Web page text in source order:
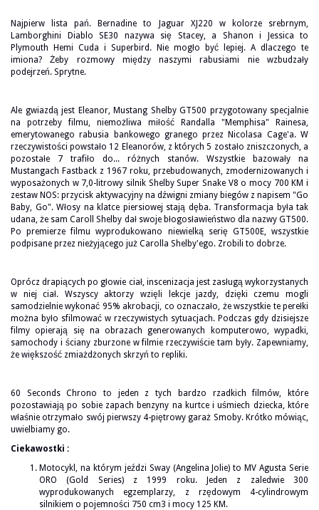
Najpierw lista pań. Bernadine to Jaguar XJ220 w kolorze srebrnym,
Lamborghini Diablo SE30 nazywa się Stacey, a Shanon i Jessica to
Plymouth Hemi Cuda i Superbird. Nie mogło być lepiej. A dlaczego te
imiona? Żeby rozmowy między naszymi rabusiami nie wzbudzały
podejrzeń. Sprytne.
Ale gwiazdą jest Eleanor, Mustang Shelby GT500 przygotowany specjalnie
na potrzeby filmu, niemożliwa miłość Randalla "Memphisa" Rainesa,
emerytowanego rabusia bankowego granego przez Nicolasa Cage'a. W
rzeczywistości powstało 12 Eleanorów, z których 5 zostało zniszczonych, a
pozostałe 7 trafiło do... różnych stanów. Wszystkie bazowały na
Mustangach Fastback z 1967 roku, przebudowanych, zmodernizowanych i
wyposażonych w 7,0-litrowy silnik Shelby Super Snake V8 o mocy 700 KM i
zestaw NOS: przycisk aktywacyjny na dźwigni zmiany biegów z napisem "Go
Baby, Go". Włosy na klatce piersiowej stają dęba. Transformacja była tak
udana, że sam Caroll Shelby dał swoje błogosławieństwo dla nazwy GT500.
Po premierze filmu wyprodukowano niewielką serię GT500E, wszystkie
podpisane przez nieżyjącego już Carolla Shelby'ego. Zrobili to dobrze.
Oprócz drapiących po głowie ciał, inscenizacja jest zasługą wykorzystanych
w niej ciał. Wszyscy aktorzy wzięli lekcje jazdy, dzięki czemu mogli
samodzielnie wykonać 95% akrobacji, co oznaczało, że wszystkie te perełki
można było sfilmować w rzeczywistych sytuacjach. Podczas gdy dzisiejsze
filmy opierają się na obrazach generowanych komputerowo, wypadki,
samochody i ściany zburzone w filmie rzeczywiście tam były. Zapewniamy,
że większość zmiażdżonych skrzyń to repliki.
60 Seconds Chrono to jeden z tych bardzo rzadkich filmów, które
pozostawiają po sobie zapach benzyny na kurtce i uśmiech dziecka, które
właśnie otrzymało swój pierwszy 4-piętrowy garaż Smoby. Krótko mówiąc,
uwielbiamy go.
Ciekawostki :
Motocykl, na którym jeździ Sway (Angelina Jolie) to MV Agusta Serie
ORO (Gold Series) z 1999 roku. Jeden z zaledwie 300
wyprodukowanych egzemplarzy, z rzędowym 4-cylindrowym
silnikiem o pojemności 750 cm3 i mocy 125 KM.